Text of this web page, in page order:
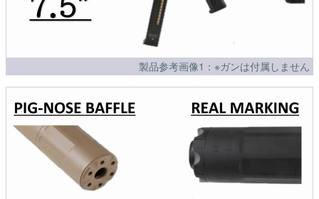
製品参考画像1：※ガンは付属しません